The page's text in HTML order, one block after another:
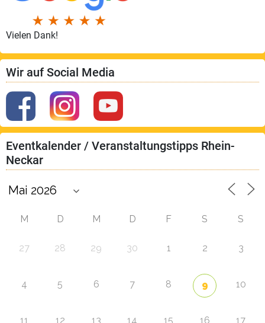
Vielen Dank!
Wir auf Social Media
Eventkalender / Veranstaltungstipps Rhein-
Neckar
M D M D F S S
27 28 29 30 1 2 3
4 5 6 7 8 9 10
11 12 13 14 15 16 17